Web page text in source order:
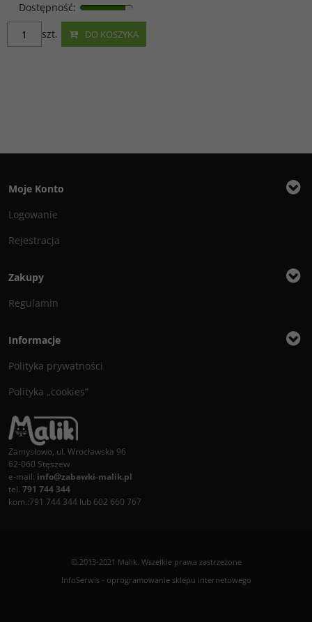
Dostępność:
DO KOSZYKA
szt.
Moje Konto
Logowanie
Rejestracja
Zakupy
Regulamin
Informacje
Polityka prywatności
Polityka „cookies”
Zamysłowo, ul. Wrocławska 96
62-060 Stęszew
e-mail: info@zabawki-malik.pl
tel. 791 744 344
kom.:791 744 344 lub 602 660 767
© 2013-2021 Malik. Wszelkie prawa zastrzeżone
InfoSerwis- oprogramowanie sklepu internetowego